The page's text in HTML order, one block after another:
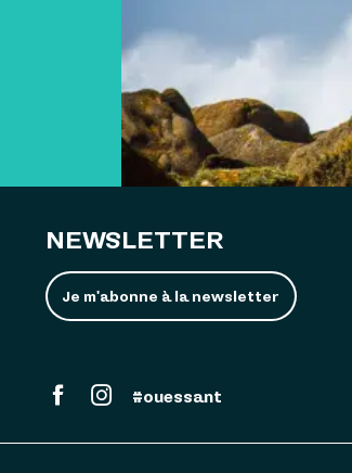
NEWSLETTER
Je m'abonne à la newsletter
#ouessant